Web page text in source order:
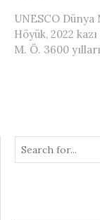
UNESCO
Höyük, 2022
M. Ö. 3600